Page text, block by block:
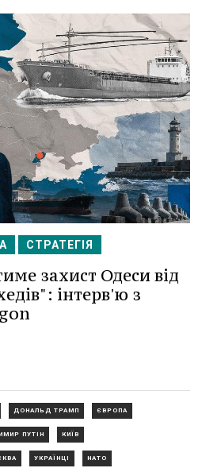
СТРАТЕГІЯ
захист Одеси від
інтерв'ю з
ДОНАЛЬД ТРАМП ЄВРОПА
ПУТІН КИЇВ
УКРАЇНЦІ НАТО